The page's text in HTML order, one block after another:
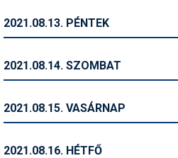
Sífutás
Símánia
Síoktatás
2021.08.13. PÉNTEK
2021.08.14. SZOMBAT
2021.08.15. VASÁRNAP
2021.08.16. HÉTFŐ